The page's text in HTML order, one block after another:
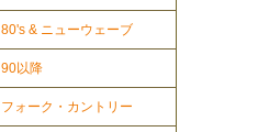
80's & ニューウェーブ
90以降
フォーク・カントリー